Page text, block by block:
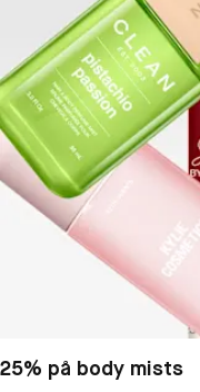
25% på body mists